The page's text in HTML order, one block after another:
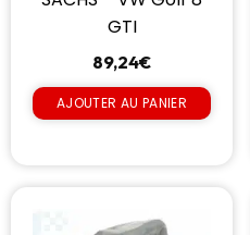
GTI
89,24€
AJOUTER AU PANIER